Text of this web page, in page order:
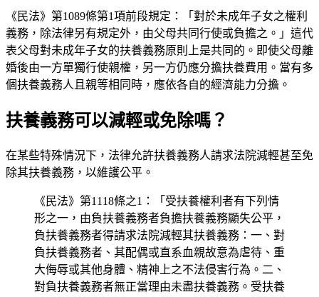
《民法》第1089條第1項前段規定：「對於未成年子女之權利
義務，除法律另有規定外，由父母共同行使或負擔之。」這代
表父母對未成年子女的扶養義務原則上是共同的。即使父母離
婚後由一方單獨行使親權，另一方仍應分擔扶養費用。當有多
個扶養義務人且親等相同時，應依各自的經濟能力分擔。
扶養義務可以減輕或免除嗎？
在某些特殊情況下，法律允許扶養義務人請求法院減輕甚至免
除其扶養義務，以維護公平。
《民法》第1118條之1：「受扶養權利者有下列情
形之一，由負扶養義務者負擔扶養義務顯失公平，
負扶養義務者得請求法院減輕其扶養義務：一、對
負扶養義務者、其配偶或直系血親故意為虐待、重
大侮辱或其他身體、精神上之不法侵害行為。二、
對負扶養義務者無正當理由未盡扶養義務。受扶養